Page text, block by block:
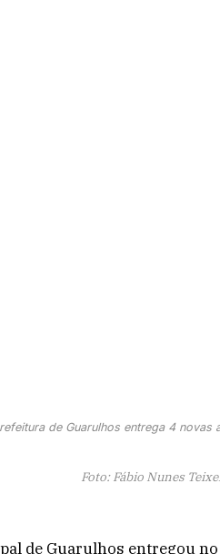
de Guarulhos entrega 4 novas
Foto: Fábio Nunes
de Guarulhos entregou